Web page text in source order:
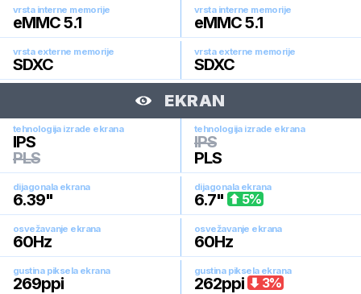
vrsta interne memorije
eMMC 5.1
vrsta interne memorije
eMMC 5.1
vrsta externe memorije
SDXC
vrsta externe memorije
SDXC
EKRAN
tehnologija izrade ekrana
IPS
PLS
tehnologija izrade ekrana
IPS
PLS
dijagonala ekrana
6.39"
dijagonala ekrana
6.7" 5%
osvežavanje ekrana
60Hz
osvežavanje ekrana
60Hz
gustina piksela ekrana
269ppi
gustina piksela ekrana
262ppi 3%